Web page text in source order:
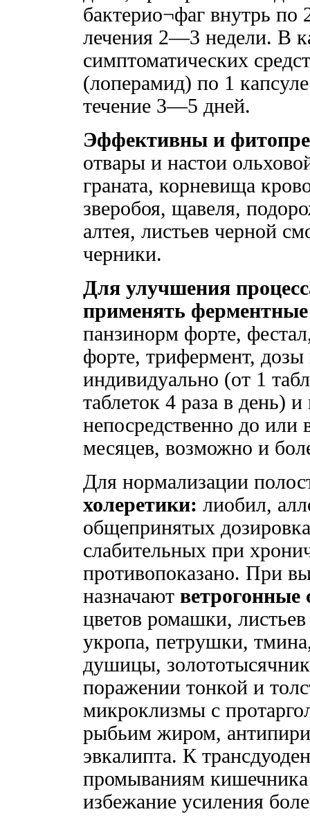
бактерио¬фаг внутрь по
лечения 2—3 недели. В
симптоматических
(лоперамид) по 1
течение 3—5 дней.
Эффективны и
отвары и настои
граната, корневища
зверобоя, щавеля,
алтея, листьев черной
черники.
Для улучшения
применять ферментные
панзинорм форте,
форте, трифермент,
индивидуально (от 1
таблеток 4 раза в день)
непосредственно до
месяцев, возможно и
Для нормализации
холеретики: лиобил,
общепринятых
слабительных при
противопоказано. При
назначают ветрогонные
цветов ромашки,
укропа, петрушки,
душицы,
поражении тонкой и
микроклизмы с
рыбьим жиром,
эвкалипта. К
промываниям
избежание усиления